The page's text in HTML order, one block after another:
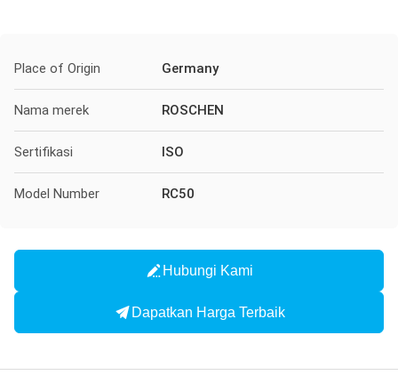
Place of Origin Germany
Nama merek ROSCHEN
Sertifikasi ISO
Model Number RC50
Hubungi Kami
Dapatkan Harga Terbaik